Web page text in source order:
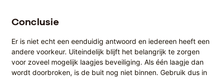
Conclusie
Er is niet echt een eenduidig antwoord en iedereen heeft een
andere voorkeur. Uiteindelijk blijft het belangrijk te zorgen
voor zoveel mogelijk laagjes beveiliging. Als één laagje dan
wordt doorbroken, is de buit nog niet binnen. Gebruik dus in